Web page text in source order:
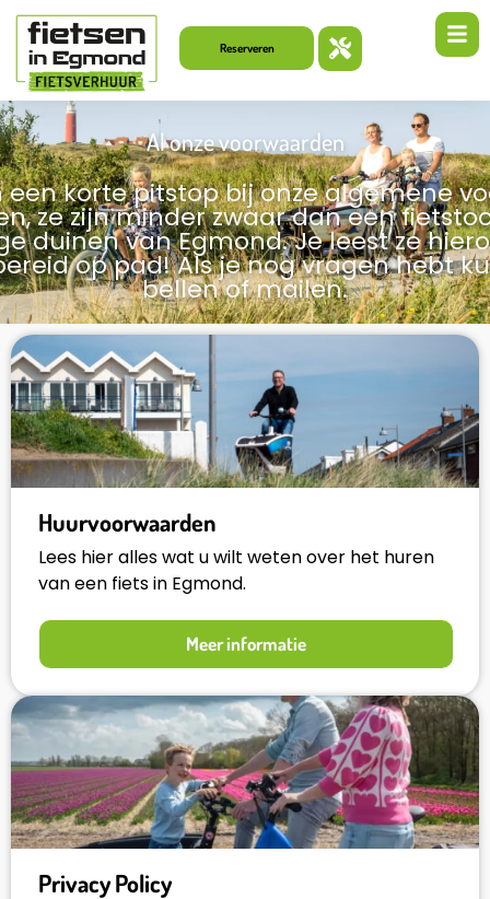
Reserveren
Al onze voorwaarden
een korte pitstop bij onze algemene
ze zijn minder zwaar dan een
duinen van Egmond. Je leest ze
op pad! Als je nog vragen hebt
bellen of mailen.
Meer informatie
Huurvoorwaarden
Lees hier alles wat u wilt weten over het huren
van een fiets in Egmond.
Privacy Policy